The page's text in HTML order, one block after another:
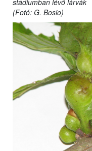
stádiumban lévő lárvák
(Fotó: G.